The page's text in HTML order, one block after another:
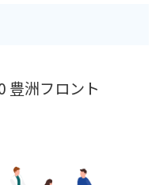
豊洲フロント